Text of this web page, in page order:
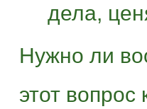
дела,
Нужно ли
этот